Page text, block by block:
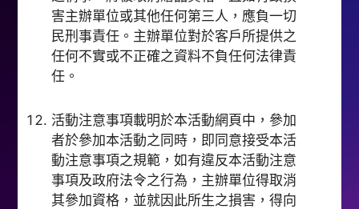
害主辦單位或其他任何第三人，應負一切
民刑事責任。主辦單位對於客戶所提供之
任何不實或不正確之資料不負任何法律責
任。
活動注意事項載明於本活動網頁中，參加
者於參加本活動之同時，即同意接受本活
動注意事項之規範，如有違反本活動注意
事項及政府法令之行為，主辦單位得取消
其參加資格，並就因此所生之損害，得向